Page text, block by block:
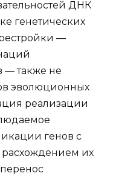
ДНК
генетических
—
— также не
эволюционных
реализации
генов с
их